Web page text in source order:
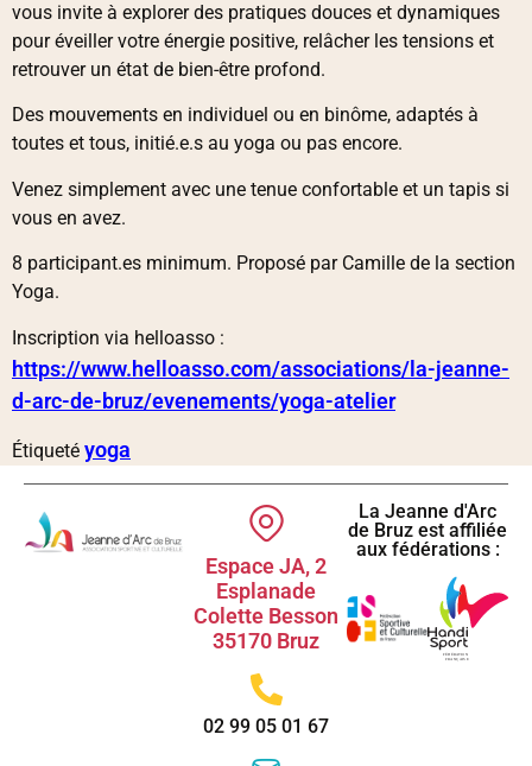
vous invite à explorer des pratiques douces et dynamiques
pour éveiller votre énergie positive, relâcher les tensions et
retrouver un état de bien-être profond.
Des mouvements en individuel ou en binôme, adaptés à
toutes et tous, initié.e.s au yoga ou pas encore.
Venez simplement avec une tenue confortable et un tapis si
vous en avez.
8 participant.es minimum. Proposé par Camille de la section
Yoga.
Inscription via helloasso :
https://www.helloasso.com/associations/la-jeanne-
d-arc-de-bruz/evenements/yoga-atelier
Étiqueté yoga
Espace JA, 2
Esplanade
Colette Besson
35170 Bruz
02 99 05 01 67
La Jeanne d'Arc
de Bruz est affiliée
aux fédérations :